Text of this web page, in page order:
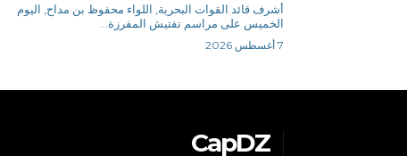
أشرف قائد القوات البحرية, اللواء محفوظ بن مداح, اليوم
الخميس على مراسم تفتيش المفرزة...
7 أغسطس 2026
CapDZ